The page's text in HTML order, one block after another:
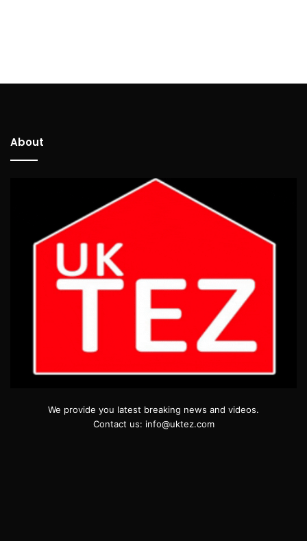
About
We provide you latest breaking news and videos.
Contact us: info@uktez.com